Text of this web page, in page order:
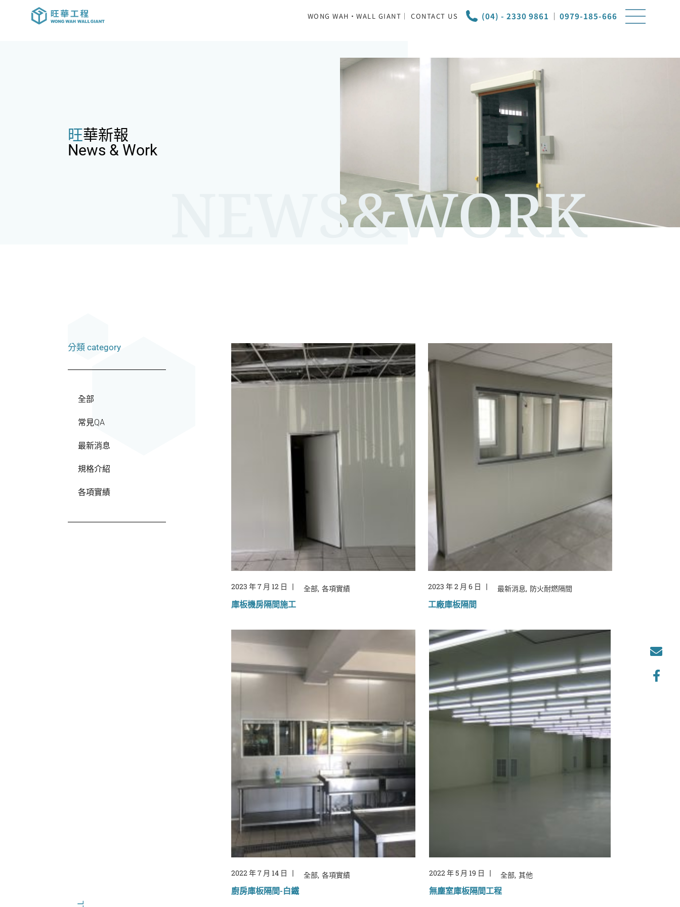
WONG WAH·WALL GIANT｜ CONTACT US (04) - 2330 9861 ｜0979-185-666
旺華新報
News & Work
NEWS&WORK
分類 category
全部
常見QA
最新消息
規格介紹
各項實績
2023 年 7 月 12 日 全部 各項實績
庫板機房隔間施工
2023 年 2 月 6 日 最新消息 防火耐燃隔間
工廠庫板隔間
2022 年 7 月 14 日 全部 各項實績
廚房庫板隔間-白鐵
2022 年 5 月 19 日 全部 其他
無塵室庫板隔間工程